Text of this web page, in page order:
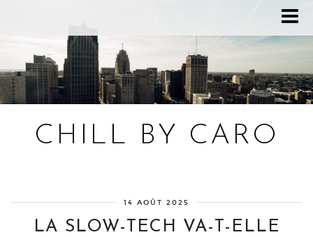
CHILL BY CARO
14 AOÛT 2025
LA SLOW-TECH VA-T-ELLE